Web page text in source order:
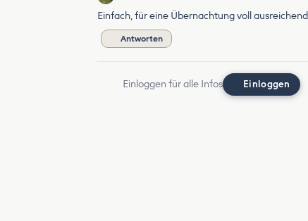
Einfach, für eine Übernachtung voll ausreichend
Antworten
Einloggen für alle Infos Einloggen